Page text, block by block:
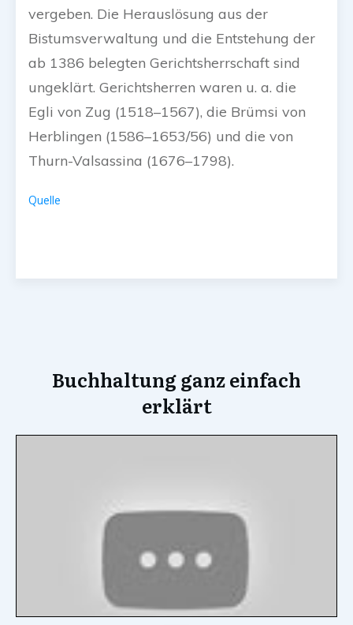
vergeben. Die Herauslösung aus der
Bistumsverwaltung und die Entstehung der
ab 1386 belegten Gerichtsherrschaft sind
ungeklärt. Gerichtsherren waren u. a. die
Egli von Zug (1518–1567), die Brümsi von
Herblingen (1586–1653/56) und die von
Thurn-Valsassina (1676–1798).
Quelle
Buchhaltung ganz einfach
erklärt